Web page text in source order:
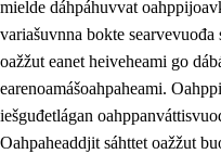
mielde dáhpáhuvvat
variašuvnna bokte
oažžut eanet heiveheami go
earenoamášoahpaheami.
iešguđetlágan
Oahpaheaddjit sáhttet oažžut